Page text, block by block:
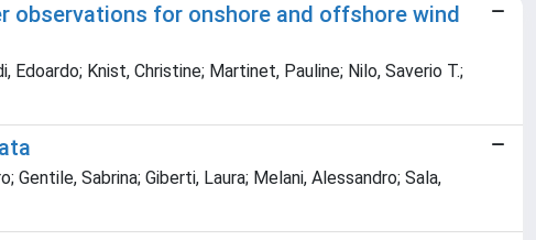
observations for onshore and offshore wind
Edoardo; Knist, Christine; Martinet, Pauline; Nilo, Saverio T.;
Gentile, Sabrina; Giberti, Laura; Melani, Alessandro; Sala,